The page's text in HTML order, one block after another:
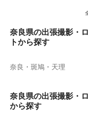
奈良県の出張撮影・
トから探す
奈良・斑鳩・天理
奈良県の出張撮影・
から探す